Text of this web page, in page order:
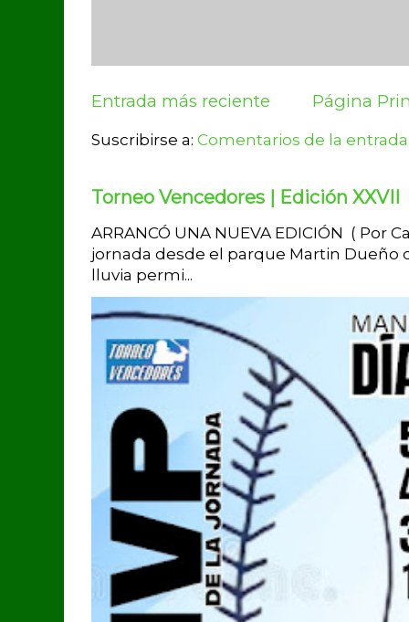
Entrada más reciente Página
Suscribirse a: Comentarios de la
Torneo Vencedores | Edición XXVII
ARRANCÓ UNA NUEVA EDICIÓN ( Por
jornada desde el parque Martin Dueño
lluvia permi...